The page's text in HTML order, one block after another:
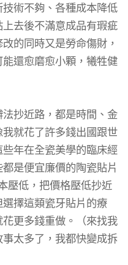
術不夠、各種成本降低
去後不滿意成品有瑕疵
的同時又是勞命傷財，
還愈磨愈小顆，犧牲健
抄近路，都是時間、金
就花了許多錢出國跟世
年在全瓷美學的臨床經
是便宜廉價的陶瓷貼片
壓低，把價格壓低抄近
擇這類瓷牙貼片的療
更多錢重做。（來找我
太多了，我都快變成拆